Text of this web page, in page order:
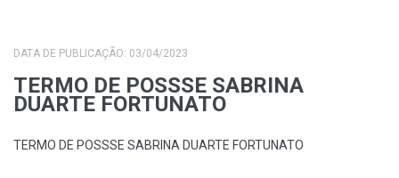
DATA DE PUBLICAÇÃO: 03/04/2023
TERMO DE POSSSE SABRINA
DUARTE FORTUNATO
TERMO DE POSSSE SABRINA DUARTE FORTUNATO